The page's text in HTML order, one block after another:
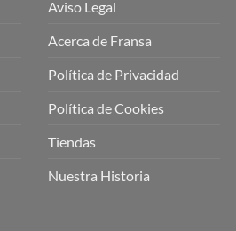
Aviso Legal
Acerca de Fransa
Política de Privacidad
Política de Cookies
Tiendas
Nuestra Historia